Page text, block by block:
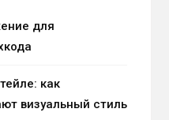
для
как
визуальный стиль